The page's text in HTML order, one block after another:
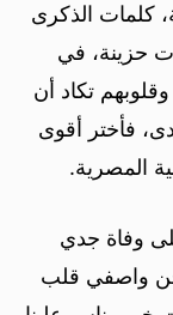
كلمات الذكرى
حزينة، في
تكاد أن
فأختر أقوى
المصرية.
وفاة جدي
واصفي قلب